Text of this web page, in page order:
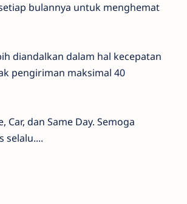
bulannya untuk menghemat
diandalkan dalam hal kecepatan
pengiriman maksimal 40
dan Same Day. Semoga
selalu....